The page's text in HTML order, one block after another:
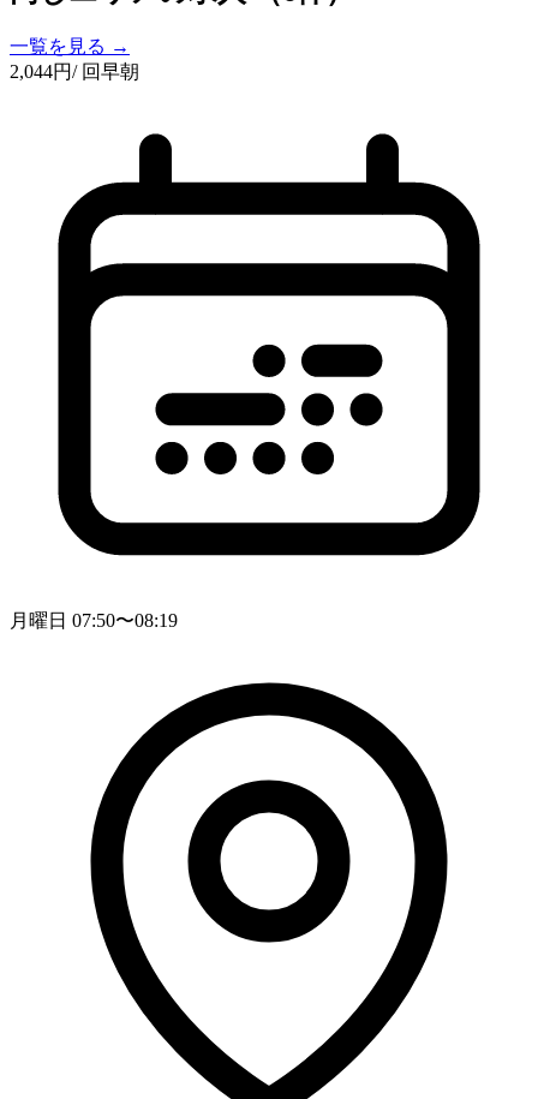
一覧を見る →
2,044円/ 回早朝
月曜日 07:50〜08:19